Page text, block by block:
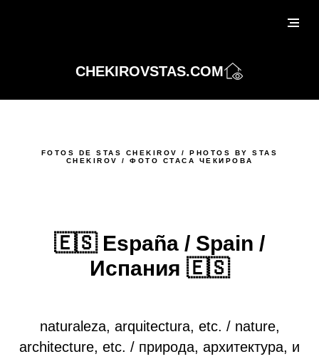
CHEKIROVSTAS.COM
FOTOS DE STAS CHEKIROV / PHOTOS BY STAS
CHEKIROV / ФОТО СТАСА ЧЕКИРОВА
🇪🇸 España / Spain /
Испания 🇪🇸
naturaleza, arquitectura, etc. / nature,
architecture, etc. / природа, архитектура, и